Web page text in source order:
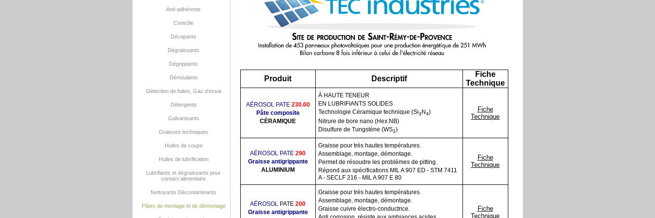
Anti-adhérents
Contrôle
Décapants
Dégraissants
Dégrippants
Démoulants
Détection de fuites, Gaz d'essai
Détergents
Galvanisants
Graisses techniques
Huiles de coupe
Huiles de lubrification
Lubrifiants et dégraissants pour
contact alimentaire
Nettoyants Décontaminants
Pâtes de montage et de démontage
Produit Descriptif
Fiche
Technique
AÉROSOL PATE 230.00
Pâte composite
CÉRAMIQUE
À HAUTE TENEUR
EN LUBRIFIANTS SOLIDES
Technologie Céramique technique (Si3 N4)
Nitrure de bore nano (Hex.NB)
Disulfure de Tungstène (WS2)
Fiche
Technique
AÉROSOL PATE 290
Graisse antigrippante
ALUMINIUM
Graisse pour très hautes températures.
Assemblage, montage, démontage.
Permet de résoudre les problèmes de pitting.
Répond aux spécifications MIL A 907 ED - STM 7411
A - SECLF 216 - MIL A 907 E 80
Fiche
Technique
AÉROSOL PATE 200
Graisse antigrippante
Graisse pour très hautes températures.
Assemblage, montage, démontage.
Graisse cuivre électro-conductrice.
Fiche
Technique